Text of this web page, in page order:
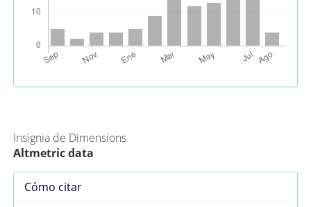
Insignia de Dimensions
Altmetric data
Detalles
Cómo citar